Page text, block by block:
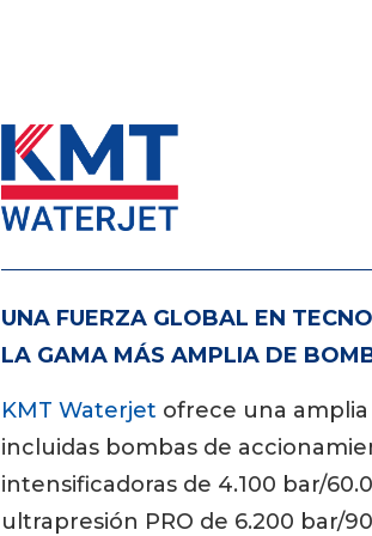
UNA FUERZA GLOBAL EN
LA GAMA MÁS AMPLIA DE
KMT Waterjet ofrece una
incluidas bombas de
intensificadoras de 4.100 bar/
ultrapresión PRO de 6.200 bar/